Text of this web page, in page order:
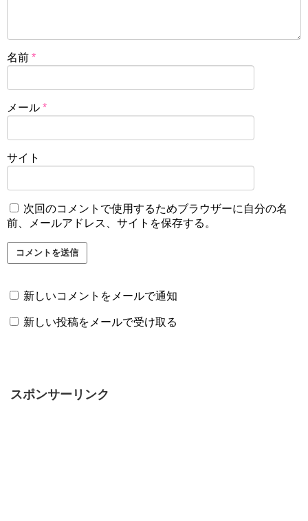
名前 *
メール *
サイト
次回のコメントで使用するためブラウザーに自分の名
前、メールアドレス、サイトを保存する。
新しいコメントをメールで通知
新しい投稿をメールで受け取る
スポンサーリンク